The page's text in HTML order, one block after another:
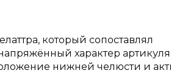
который сопоставлял
характер
нижней челюсти и